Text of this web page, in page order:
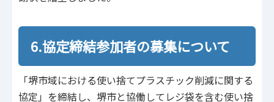
6.協定締結参加者の募集について
「堺市域における使い捨てプラスチック削減に関する
協定」を締結し、堺市と協働してレジ袋を含む使い捨